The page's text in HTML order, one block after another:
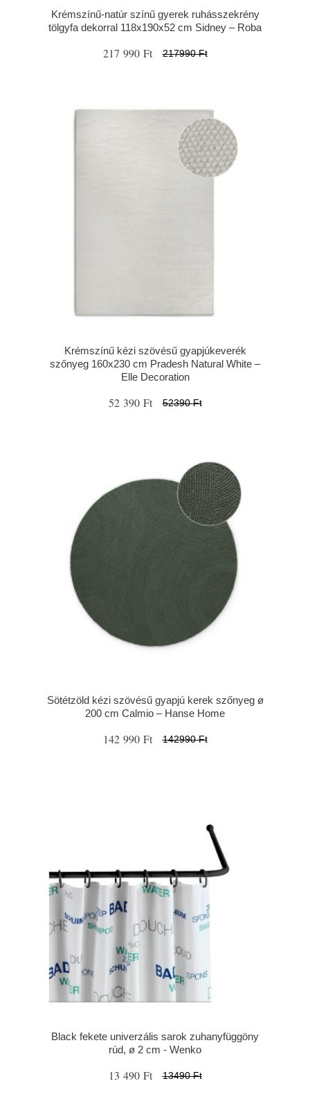
Krémszínű-natúr színű gyerek ruhásszekrény
tölgyfa dekorral 118x190x52 cm Sidney – Roba
217 990 Ft 217990 Ft
Krémszínű kézi szövésű gyapjúkeverék
szőnyeg 160x230 cm Pradesh Natural White –
Elle Decoration
52 390 Ft 52390 Ft
Sötétzöld kézi szövésű gyapjú kerek szőnyeg ø
200 cm Calmio – Hanse Home
142 990 Ft 142990 Ft
Black fekete univerzális sarok zuhanyfüggöny
rúd, ø 2 cm - Wenko
13 490 Ft 13490 Ft